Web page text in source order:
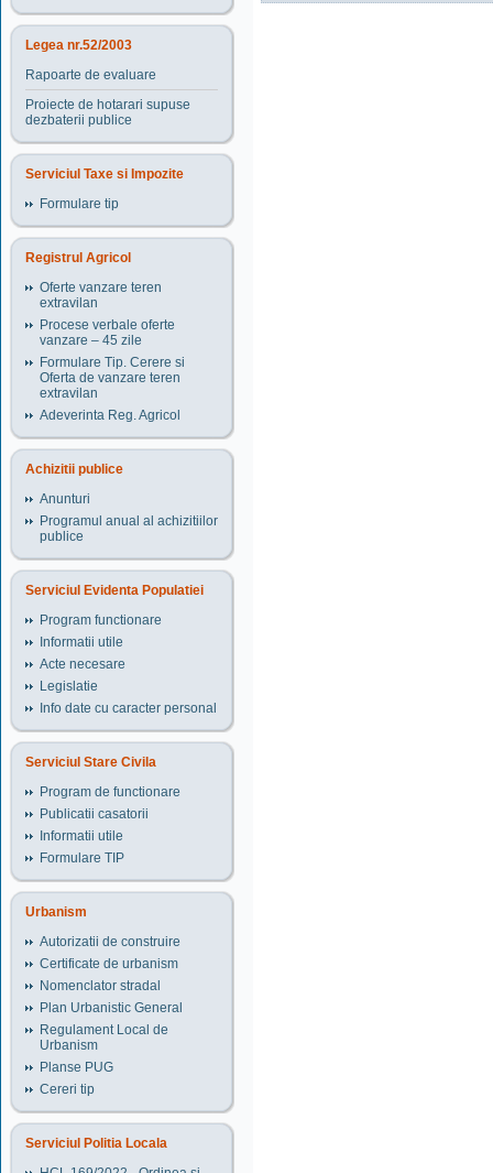
Legea nr.52/2003
Rapoarte de evaluare
Proiecte de hotarari supuse
dezbaterii publice
Serviciul Taxe si Impozite
Formulare tip
Registrul Agricol
Oferte vanzare teren
extravilan
Procese verbale oferte
vanzare – 45 zile
Formulare Tip. Cerere si
Oferta de vanzare teren
extravilan
Adeverinta Reg. Agricol
Achizitii publice
Anunturi
Programul anual al achizitiilor
publice
Serviciul Evidenta Populatiei
Program functionare
Informatii utile
Acte necesare
Legislatie
Info date cu caracter personal
Serviciul Stare Civila
Program de functionare
Publicatii casatorii
Informatii utile
Formulare TIP
Urbanism
Autorizatii de construire
Certificate de urbanism
Nomenclator stradal
Plan Urbanistic General
Regulament Local de
Urbanism
Planse PUG
Cereri tip
Serviciul Politia Locala